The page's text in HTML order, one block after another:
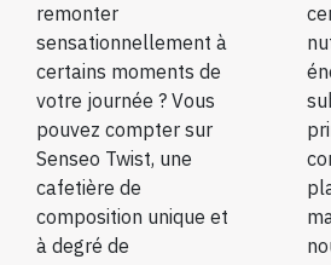
remonter
sensationnellement à
certains moments de
votre journée ? Vous
pouvez compter sur
Senseo Twist, une
cafetière de
composition unique et
à degré de